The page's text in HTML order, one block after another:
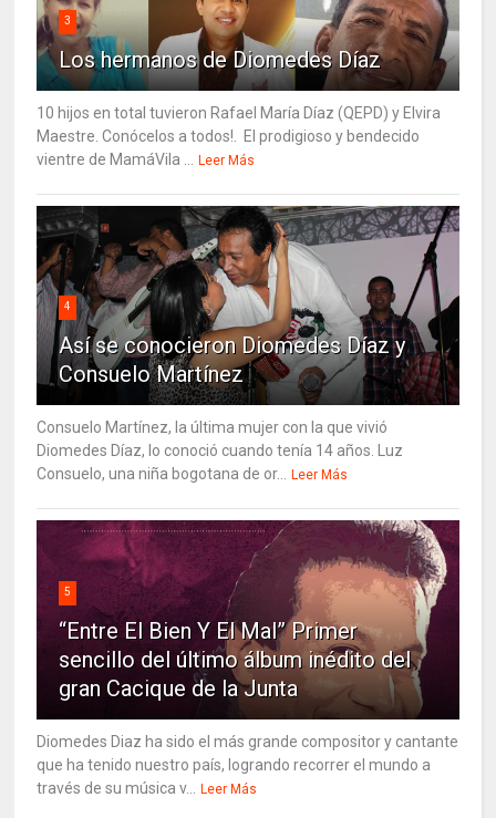
3
Los hermanos de Diomedes Díaz
10 hijos en total tuvieron Rafael María Díaz (QEPD) y Elvira
Maestre. Conócelos a todos!. El prodigioso y bendecido
vientre de MamáVila ...
Leer Más
4
Así se conocieron Diomedes Díaz y
Consuelo Martínez
Consuelo Martínez, la última mujer con la que vivió
Diomedes Díaz, lo conoció cuando tenía 14 años. Luz
Consuelo, una niña bogotana de or...
Leer Más
5
“Entre El Bien Y El Mal” Primer
sencillo del último álbum inédito del
gran Cacique de la Junta
Diomedes Diaz ha sido el más grande compositor y cantante
que ha tenido nuestro país, logrando recorrer el mundo a
través de su música v...
Leer Más